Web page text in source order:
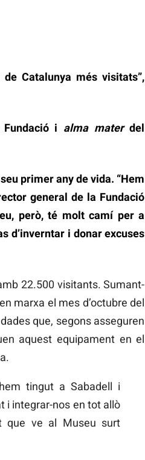
Catalunya més visitats”,
i alma materdel
primer any de vida. “Hem
general de la Fundació
però, té molt camí per a
d’inverntar i donar excuses
22.500 visitants. Sumant-
marxa el mes d’octubre del
que, segons asseguren
aquest equipament en el
tingut a Sabadell i
i integrar-nos en tot allò
que ve al Museu surt